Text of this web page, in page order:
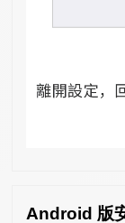
Android 版